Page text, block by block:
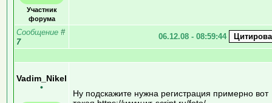
Участник
форума
Сообщение #
7
06.12.08 - 08:59:44
Vadim_Nikel
•
Ну подскажите нужна регистрация примерно вот